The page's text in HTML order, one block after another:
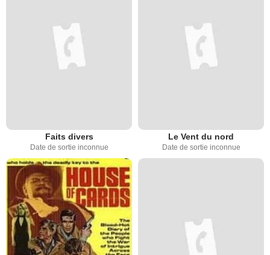
Faits divers
Date de sortie inconnue
Le Vent du nord
Date de sortie inconnue